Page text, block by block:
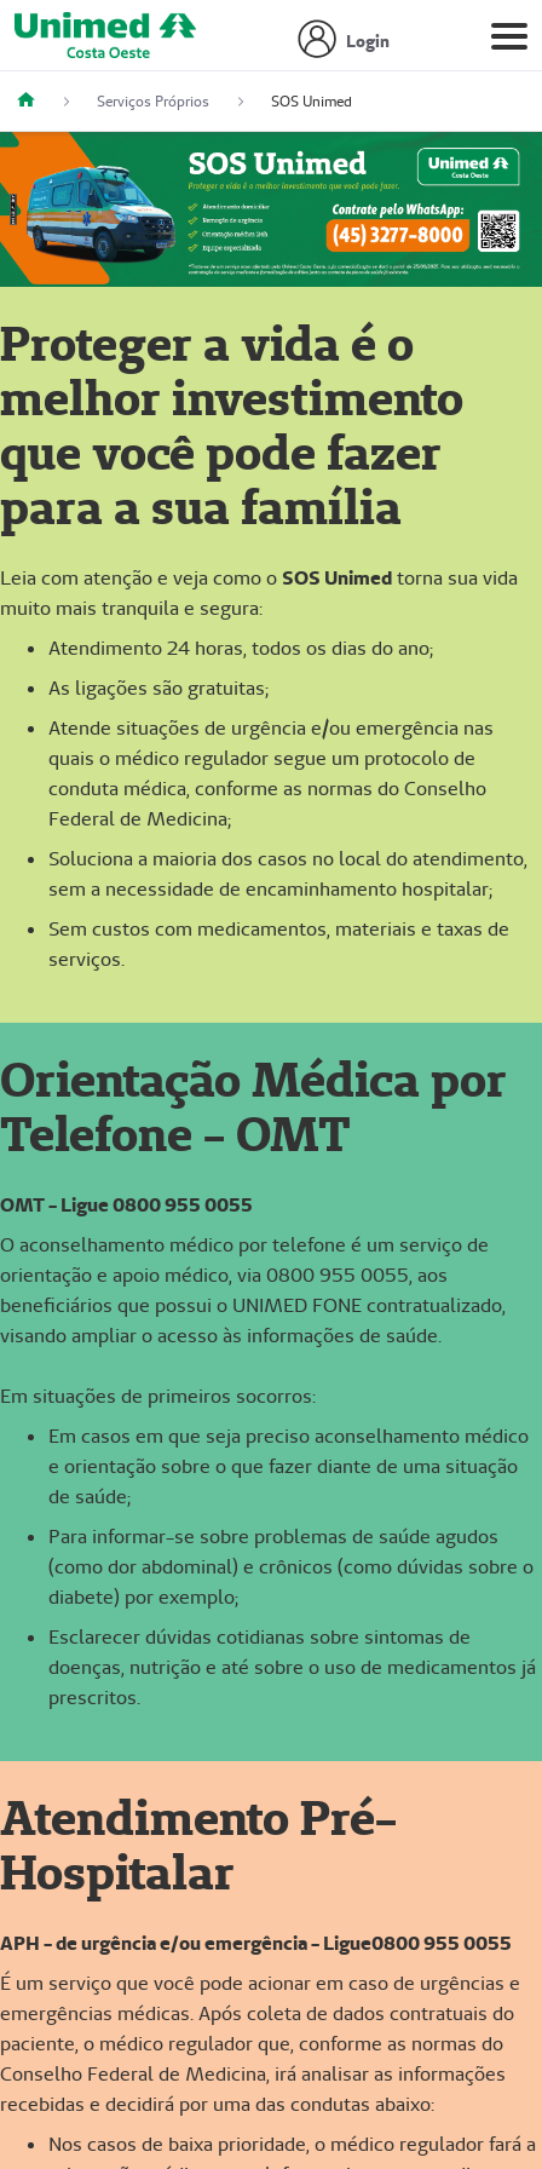
Login
Serviços Próprios SOS Unimed
Proteger a vida é o
melhor investimento
que você pode fazer
para a sua família
Leia com atenção e veja como o SOS Unimedtorna sua vida
muito mais tranquila e segura:
Atendimento 24 horas, todos os dias do ano;
As ligações são gratuitas;
Atende situações de urgência e/ou emergência nas
quais o médico regulador segue um protocolo de
conduta médica, conforme as normas do Conselho
Federal de Medicina;
Soluciona a maioria dos casos no local do atendimento,
sem a necessidade de encaminhamento hospitalar;
Sem custos com medicamentos, materiais e taxas de
serviços.
Orientação Médica por
Telefone - OMT
OMT - Ligue 0800 955 0055
O aconselhamento médico por telefone é um serviço de
orientação e apoio médico, via 0800 955 0055, aos
beneficiários que possui o UNIMED FONE contratualizado,
visando ampliar o acesso às informações de saúde.
Em situações de primeiros socorros:
Em casos em que seja preciso aconselhamento médico
e orientação sobre o que fazer diante de uma situação
de saúde;
Para informar-se sobre problemas de saúde agudos
(como dor abdominal) e crônicos (como dúvidas sobre o
diabete) por exemplo;
Esclarecer dúvidas cotidianas sobre sintomas de
doenças, nutrição e até sobre o uso de medicamentos já
prescritos.
Atendimento Pré-
Hospitalar
APH - de urgência e/ou emergência - Ligue0800 955 0055
É um serviço que você pode acionar em caso de urgências e
emergências médicas. Após coleta de dados contratuais do
paciente, o médico regulador que, conforme as normas do
Conselho Federal de Medicina, irá analisar as informações
recebidas e decidirá por uma das condutas abaixo:
Nos casos de baixa prioridade, o médico regulador fará a